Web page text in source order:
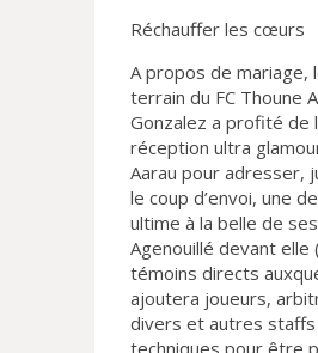
Réchauffer les cœurs
A propos de mariage,
terrain du FC Thoune
Gonzalez a profité de
réception ultra
Aarau pour adresser,
le coup d’envoi, une
ultime à la belle de
Agenouillé devant elle
témoins directs
ajoutera joueurs,
divers et autres staffs